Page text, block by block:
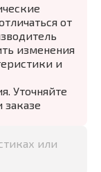
от
изменения
и
Уточняйте
или